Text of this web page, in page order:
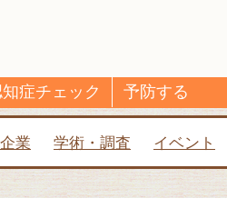
業 学術・調査 イベント
症チェック 予防する